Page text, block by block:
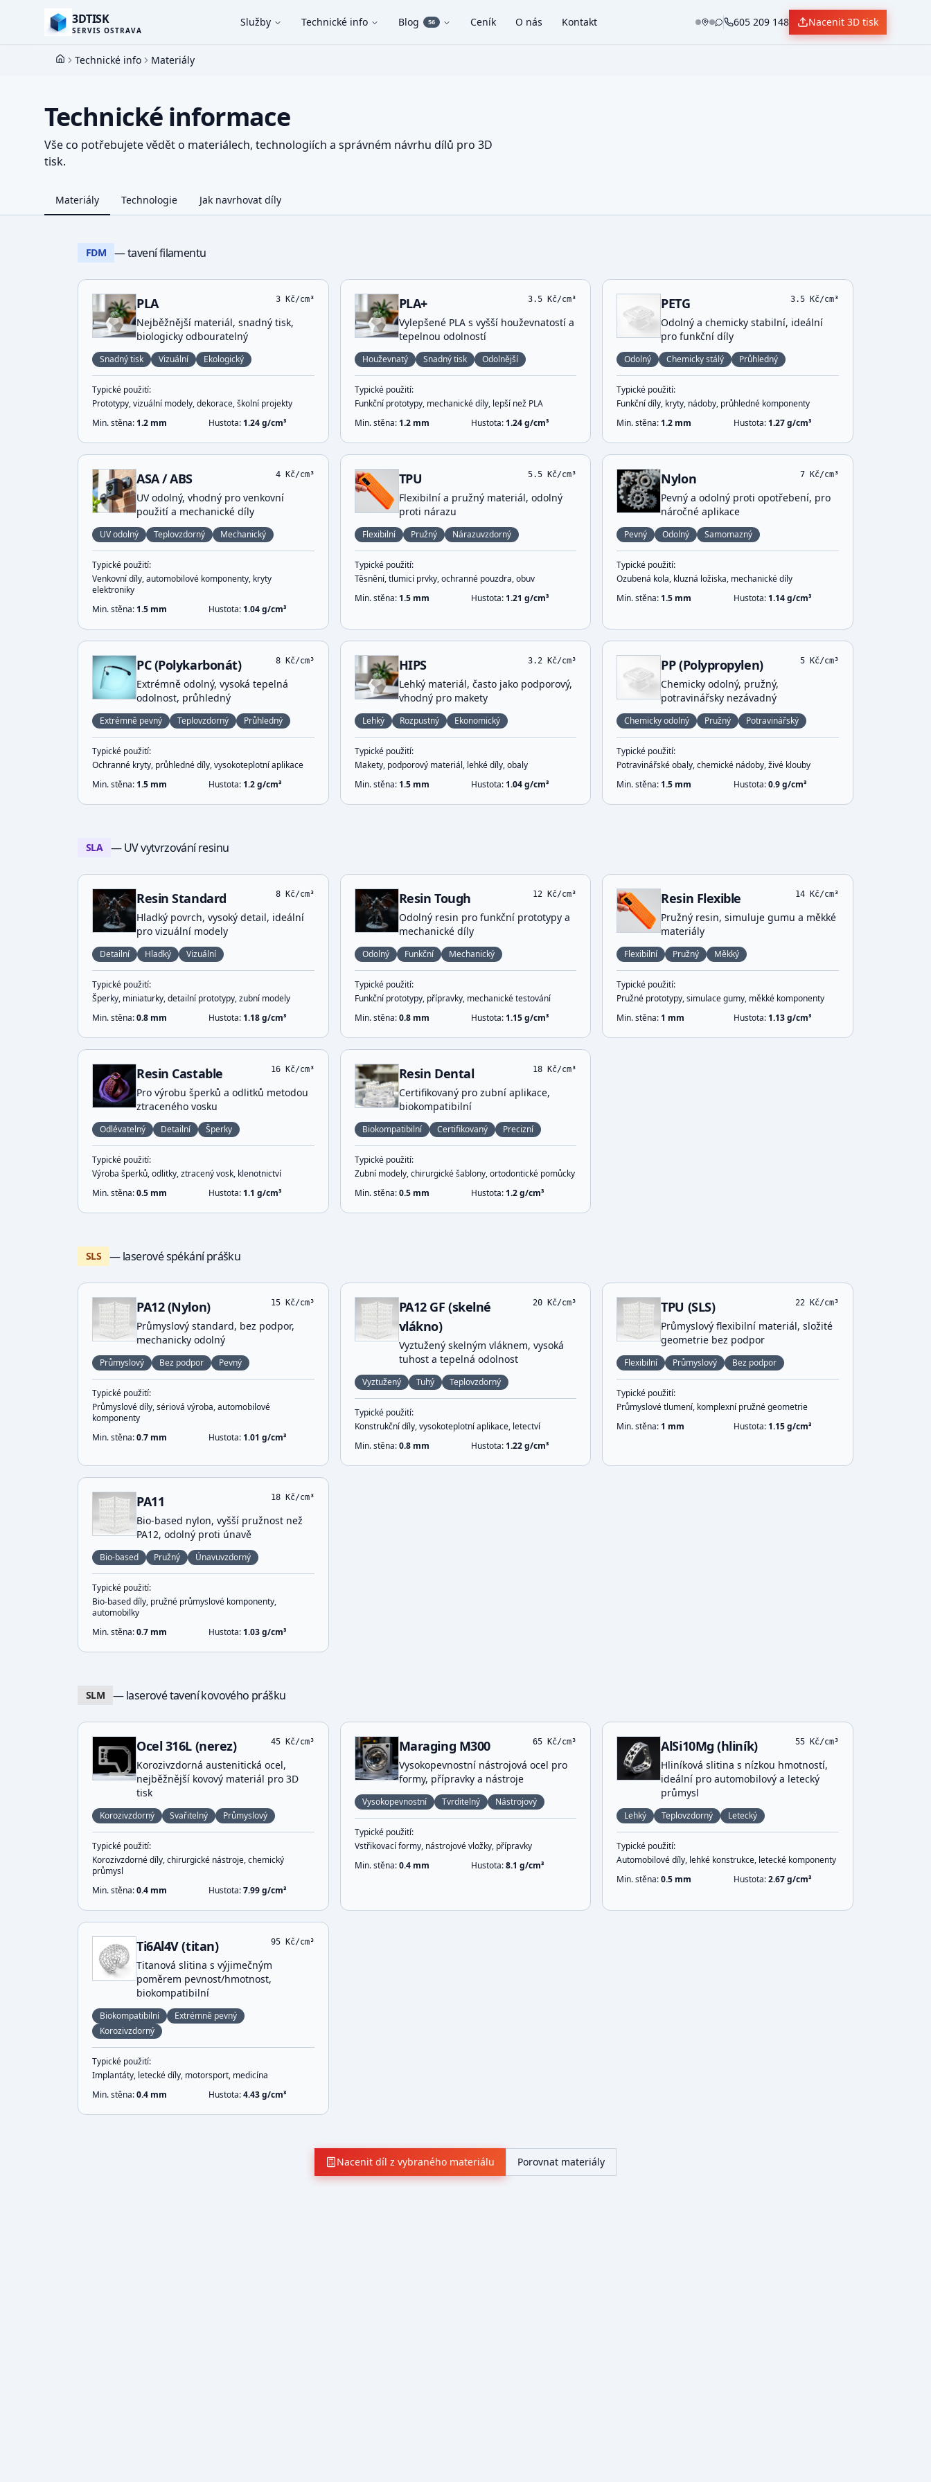
3DTISK
SERVIS OSTRAVA
Služby Technické info Blog 56 Ceník O nás Kontakt 605 209 148 Nacenit 3D tisk
DomůTechnické info Materiály
Technické informace
Vše co potřebujete vědět o materiálech, technologiích a správném návrhu dílů pro 3D
tisk.
Materiály Technologie Jak navrhovat díly
FDM — tavení filamentu
PLA 3Kč/cm³
Nejběžnější materiál, snadný tisk,
biologicky odbouratelný
Snadný tisk Vizuální Ekologický
Typické použití:
Prototypy, vizuální modely, dekorace, školní projekty
Min. stěna: 1.2 mm Hustota: 1.24g/cm³
PLA+ 3.5 Kč/cm³
Vylepšené PLA s vyšší houževnatostí a
tepelnou odolností
Houževnatý Snadný tisk Odolnější
Typické použití:
Funkční prototypy, mechanické díly, lepší než PLA
Min. stěna: 1.2mm Hustota: 1.24g/cm³
PETG 3.5Kč/cm³
Odolný a chemicky stabilní, ideální
pro funkční díly
Odolný Chemicky stálý Průhledný
Typické použití:
Funkční díly, kryty, nádoby, průhledné komponenty
Min. stěna: 1.2 mm Hustota: 1.27g/cm³
ASA / ABS 4Kč/cm³
UV odolný, vhodný pro venkovní
použití a mechanické díly
UV odolný Teplovzdorný Mechanický
Typické použití:
Venkovní díly, automobilové komponenty, kryty
elektroniky
Min. stěna: 1.5 mm Hustota: 1.04g/cm³
TPU 5.5 Kč/cm³
Flexibilní a pružný materiál, odolný
proti nárazu
Flexibilní Pružný Nárazuvzdorný
Typické použití:
Těsnění, tlumicí prvky, ochranné pouzdra, obuv
Min. stěna: 1.5mm Hustota: 1.21 g/cm³
Nylon 7Kč/cm³
Pevný a odolný proti opotřebení, pro
náročné aplikace
Pevný Odolný Samomazný
Typické použití:
Ozubená kola, kluzná ložiska, mechanické díly
Min. stěna: 1.5 mm Hustota: 1.14g/cm³
PC (Polykarbonát) 8Kč/cm³
Extrémně odolný, vysoká tepelná
odolnost, průhledný
Extrémně pevný Teplovzdorný Průhledný
Typické použití:
Ochranné kryty, průhledné díly, vysokoteplotní aplikace
Min. stěna: 1.5 mm Hustota: 1.2g/cm³
HIPS 3.2 Kč/cm³
Lehký materiál, často jako podporový,
vhodný pro makety
Lehký Rozpustný Ekonomický
Typické použití:
Makety, podporový materiál, lehké díly, obaly
Min. stěna: 1.5mm Hustota: 1.04g/cm³
PP (Polypropylen) 5Kč/cm³
Chemicky odolný, pružný,
potravinářsky nezávadný
Chemicky odolný Pružný Potravinářský
Typické použití:
Potravinářské obaly, chemické nádoby, živé klouby
Min. stěna: 1.5 mm Hustota:0.9g/cm³
SLA — UV vytvrzování resinu
Resin Standard 8Kč/cm³
Hladký povrch, vysoký detail, ideální
pro vizuální modely
Detailní Hladký Vizuální
Typické použití:
Šperky, miniaturky, detailní prototypy, zubní modely
Min. stěna:0.8 mm Hustota: 1.18g/cm³
Resin Tough 12 Kč/cm³
Odolný resin pro funkční prototypy a
mechanické díly
Odolný Funkční Mechanický
Typické použití:
Funkční prototypy, přípravky, mechanické testování
Min. stěna:0.8mm Hustota: 1.15g/cm³
Resin Flexible 14Kč/cm³
Pružný resin, simuluje gumu a měkké
materiály
Flexibilní Pružný Měkký
Typické použití:
Pružné prototypy, simulace gumy, měkké komponenty
Min. stěna: 1 mm Hustota: 1.13g/cm³
Resin Castable 16Kč/cm³
Pro výrobu šperků a odlitků metodou
ztraceného vosku
Odlévatelný Detailní Šperky
Typické použití:
Výroba šperků, odlitky, ztracený vosk, klenotnictví
Min. stěna:0.5 mm Hustota: 1.1 g/cm³
Resin Dental 18 Kč/cm³
Certifikovaný pro zubní aplikace,
biokompatibilní
Biokompatibilní Certifikovaný Precizní
Typické použití:
Zubní modely, chirurgické šablony, ortodontické pomůcky
Min. stěna:0.5mm Hustota: 1.2g/cm³
SLS — laserové spékání prášku
PA12 (Nylon) 15Kč/cm³
Průmyslový standard, bez podpor,
mechanicky odolný
Průmyslový Bez podpor Pevný
Typické použití:
Průmyslové díly, sériová výroba, automobilové
komponenty
Min. stěna:0.7 mm Hustota: 1.01 g/cm³
PA12 GF (skelné
vlákno)
20 Kč/cm³
Vyztužený skelným vláknem, vysoká
tuhost a tepelná odolnost
Vyztužený Tuhý Teplovzdorný
Typické použití:
Konstrukční díly, vysokoteplotní aplikace, letectví
Min. stěna:0.8mm Hustota: 1.22g/cm³
TPU (SLS) 22Kč/cm³
Průmyslový flexibilní materiál, složité
geometrie bez podpor
Flexibilní Průmyslový Bez podpor
Typické použití:
Průmyslové tlumení, komplexní pružné geometrie
Min. stěna: 1 mm Hustota: 1.15g/cm³
PA11 18Kč/cm³
Bio-based nylon, vyšší pružnost než
PA12, odolný proti únavě
Bio-based Pružný Únavuvzdorný
Typické použití:
Bio-based díly, pružné průmyslové komponenty,
automobilky
Min. stěna:0.7 mm Hustota: 1.03g/cm³
SLM — laserové tavení kovového prášku
Ocel 316L (nerez) 45Kč/cm³
Korozivzdorná austenitická ocel,
nejběžnější kovový materiál pro 3D
tisk
Korozivzdorný Svařitelný Průmyslový
Typické použití:
Korozivzdorné díly, chirurgické nástroje, chemický
průmysl
Min. stěna:0.4 mm Hustota:7.99g/cm³
Maraging M300 65 Kč/cm³
Vysokopevnostní nástrojová ocel pro
formy, přípravky a nástroje
Vysokopevnostní Tvrditelný Nástrojový
Typické použití:
Vstřikovací formy, nástrojové vložky, přípravky
Min. stěna:0.4mm Hustota:8.1 g/cm³
AlSi10Mg (hliník) 55Kč/cm³
Hliníková slitina s nízkou hmotností,
ideální pro automobilový a letecký
průmysl
Lehký Teplovzdorný Letecký
Typické použití:
Automobilové díly, lehké konstrukce, letecké komponenty
Min. stěna:0.5 mm Hustota:2.67g/cm³
Ti6Al4V (titan) 95Kč/cm³
Titanová slitina s výjimečným
poměrem pevnost/hmotnost,
biokompatibilní
Biokompatibilní
Extrémně pevný
Korozivzdorný
Typické použití:
Implantáty, letecké díly, motorsport, medicína
Min. stěna:0.4 mm Hustota:4.43g/cm³
Nacenit díl z vybraného materiálu Porovnat materiály